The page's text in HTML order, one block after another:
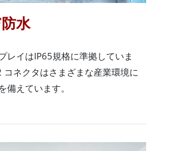
水
レイはIP65規格に準拠していま
ネクタはさまざまな産業環境に
備えています。